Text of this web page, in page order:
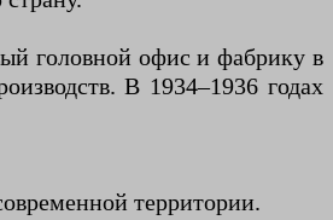
головной офис и фабрику в
В 1934–1936 годах
территории.